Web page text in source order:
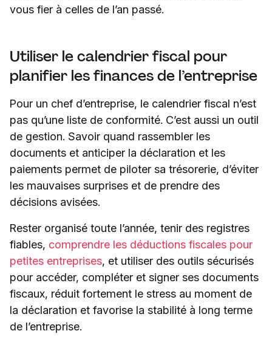
vous fier à celles de l’an passé.
Utiliser le calendrier fiscal pour
planifier les finances de l’entreprise
Pour un chef d’entreprise, le calendrier fiscal n’est
pas qu’une liste de conformité. C’est aussi un outil
de gestion. Savoir quand rassembler les
documents et anticiper la déclaration et les
paiements permet de piloter sa trésorerie, d’éviter
les mauvaises surprises et de prendre des
décisions avisées.
Rester organisé toute l’année, tenir des registres
fiables, comprendre les déductions fiscales pour
petites entreprises, et utiliser des outils sécurisés
pour accéder, compléter et signer ses documents
fiscaux, réduit fortement le stress au moment de
la déclaration et favorise la stabilité à long terme
de l’entreprise.